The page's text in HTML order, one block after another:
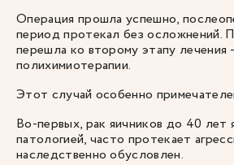
Операция прошла успешно,
период протекал без осложнений.
перешла ко второму этапу лечения
полихимиотерапии.
Этот случай особенно
Во-первых, рак яичников до 40 лет
патологией, часто протекает
наследственно обусловлен.